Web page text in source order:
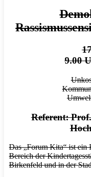
9.00
Referent:
Das „Forum Kita“ ist ein
Bereich der
Birkenfeld und in der